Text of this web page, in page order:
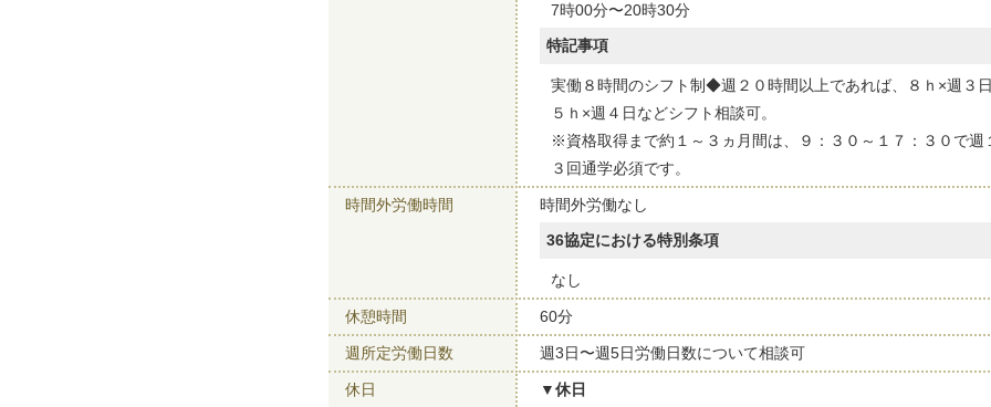
7時00分〜20時30分
特記事項
実働８時間のシフト制◆週２０時間以上であれば、８ｈ×週３
５ｈ×週４日などシフト相談可。
※資格取得まで約１～３ヵ月間は、９：３０～１７：３０で週
３回通学必須です。
時間外労働時間
時間外労働なし
36協定における特別条項
なし
休憩時間 60分
週所定労働日数 週3日〜週5日労働日数について相談可
休日
休日